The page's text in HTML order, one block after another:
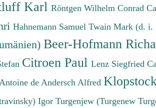
Karl Röntgen Wilhelm Conrad
Hahnemann Samuel Twain Mark (d. i.
Beer-Hofmann
Citroen Paul Lenz Siegfried
de Andersch Alfred
Igor Turgenjew (Turgenew